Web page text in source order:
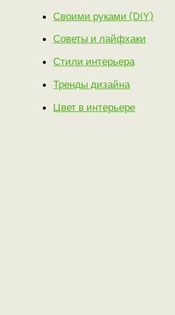
Своими руками (DIY)
Советы и лайфхаки
Стили интерьера
Тренды дизайна
Цвет в интерьере